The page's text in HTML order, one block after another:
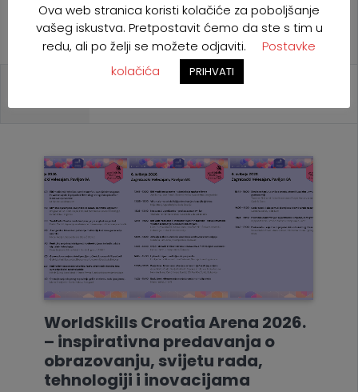
WorldSkills Croatia Arena 2026.
– inspirativna predavanja o
obrazovanju, svijetu rada,
tehnologiji i inovacijama
Ova web stranica koristi kolačiće za poboljšanje
vašeg iskustva. Pretpostavit ćemo da ste s tim u
redu, ali po želji se možete odjaviti.
Postavke
kolačića
PRIHVATI